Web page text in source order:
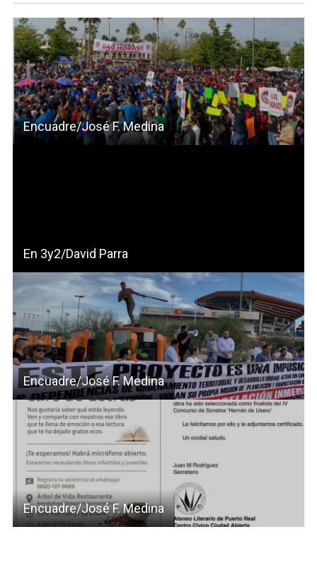
Encuadre/José F. Medina
En 3y2/David Parra
Encuadre/José F. Medina
Encuadre/José F. Medina